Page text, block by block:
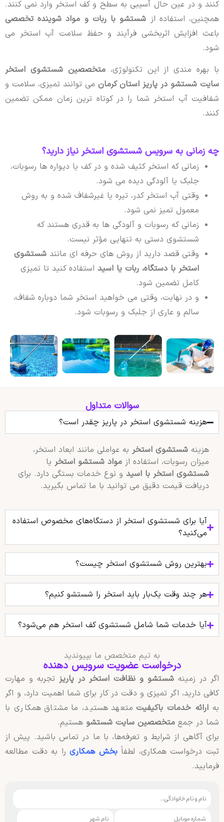
کنند و در عین حال آسیبی به سطح و کف استخر وارد نمی کنند.
همچنین، استفاده از شستشو با ربات و مواد شوینده تخصصی
باعث افزایش اثربخشی فرآیند و حفظ سلامت آب استخر می
شود.
با بهره مندی از این تکنولوژی، متخصصین شستشوی استخر
سایت شستشو در پاریز استان کرمانمی توانند تمیزی، سلامت و
شفافیت آب استخر شما را در کوتاه ترین زمان ممکن تضمین
کنند.
چه زمانی به سرویس شستشوی استخر نیاز دارید؟
زمانی که استخر کثیف شده و در کف یا دیواره ها رسوبات،
جلبک یا آلودگی دیده می شود.
وقتی آب استخر کدر، تیره یا غیرشفاف شده و به روش
معمول تمیز نمی شود.
زمانی که رسوبات و آلودگی ها به قدری هستند که
شستشوی دستی به تنهایی مؤثر نیست.
وقتی قصد دارید از روش های حرفه ای مانند شستشوی
استخر با دستگاه، ربات یا اسیداستفاده کنید تا تمیزی
کامل تضمین شود.
و در نهایت، وقتی می خواهید استخر شما دوباره شفاف،
سالم و عاری از جلبک و رسوبات شود.
سوالات متداول
هزینه شستشوی استخر در پاریز چقدر است؟
هزینه شستشوی استخربه عواملی مانند ابعاد استخر،
میزان رسوبات، استفاده از مواد شستشو استخریا
شستشوی استخر با اسیدو نوع خدمات بستگی دارد. برای
دریافت قیمت دقیق می توانید با ما تماس بگیرید.
آیا برای شستشوی استخر از دستگاه‌های مخصوص استفاده
می‌کنید؟
بهترین روش شستشوی استخر چیست؟
هر چند وقت یک‌بار باید استخر را شستشو کنیم؟
آیا خدمات شما شامل شستشوی کف استخر هم می‌شود؟
به تیم متخصص ما بپیوندید
درخواست عضویت سرویس دهنده
اگر در زمینه شستشو و نظافت استخر در پاریزتجربه و مهارت
کافی دارید، اگر تمیزی و دقت در کار برای شما اهمیت دارد، و اگر
به ارائه خدمات باکیفیتمتعهد هستید، ما مشتاق همکاری با
شما در جمع متخصصین سایت شستشوهستیم.
برای آگاهی از شرایط و تعرفه‌ها، با ما در تماس باشید. پیش از
ثبت درخواست همکاری، لطفاً بخش همکاریرا به دقت مطالعه
فرمایید.